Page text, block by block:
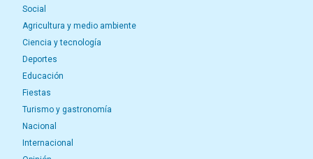
Social
Agricultura y medio ambiente
Ciencia y tecnología
Deportes
Educación
Fiestas
Turismo y gastronomía
Nacional
Internacional